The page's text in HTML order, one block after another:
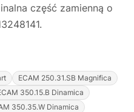
część zamienną o
ECAM 250.31.SB Magnifica
350.15.B Dinamica
350.35.W Dinamica